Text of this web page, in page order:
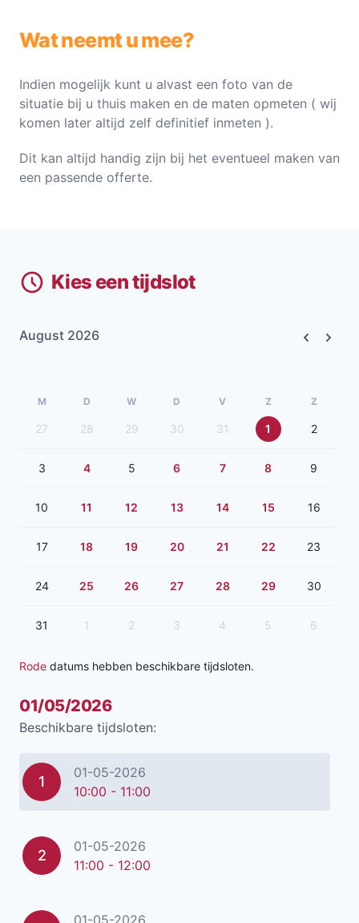
Wat neemt u mee?
Indien mogelijk kunt u alvast een foto van de
situatie bij u thuis maken en de maten opmeten ( wij
komen later altijd zelf definitief inmeten ).
Dit kan altijd handig zijn bij het eventueel maken van
een passende offerte.
Kies een tijdslot
August 2026
M D W D V Z Z
27 28 29 30 31 1 2
3 4 5 6 7 8 9
10 11 12 13 14 15 16
17 18 19 20 21 22 23
24 25 26 27 28 29 30
31 1 2 3 4 5 6
Rode datums hebben beschikbare tijdsloten.
01/05/2026
Beschikbare tijdsloten:
1
01-05-2026
10:00 - 11:00
2
01-05-2026
11:00 - 12:00
01-05-2026